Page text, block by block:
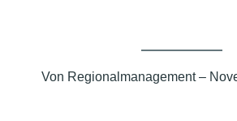
Von Regionalmanagement–